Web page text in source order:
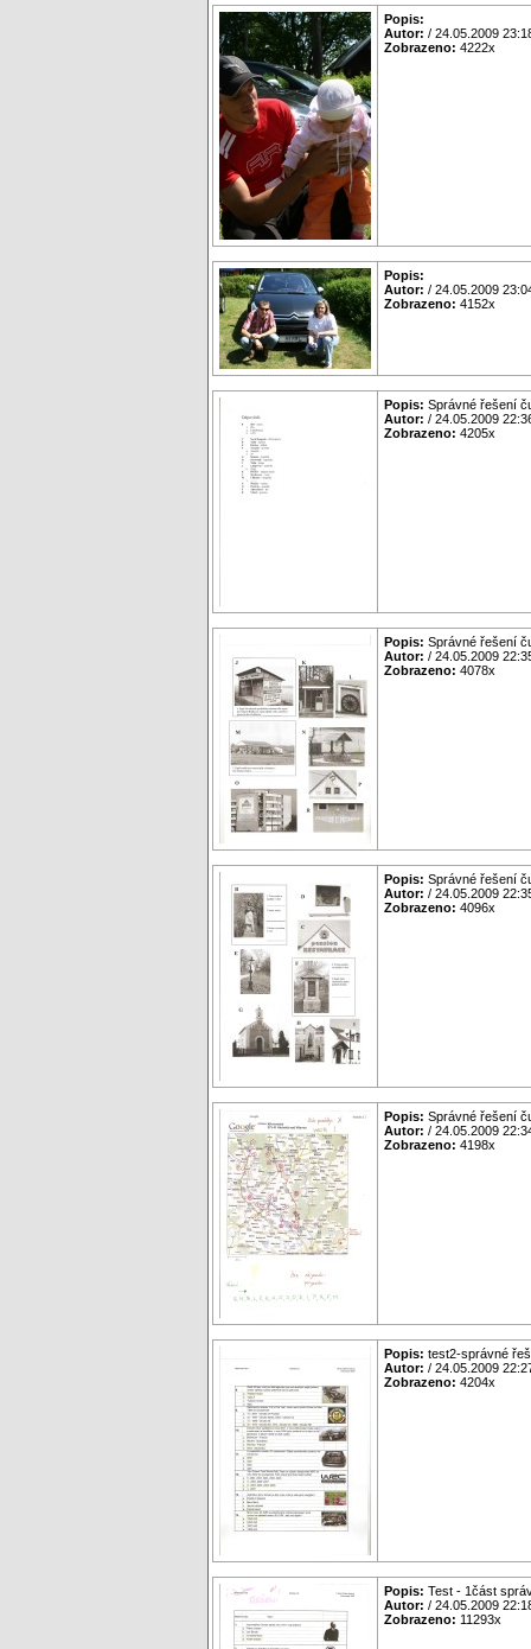
Popis:
Autor: / 24.05.2009
Zobrazeno: 4222x
Popis:
Autor: / 24.05.2009
Zobrazeno: 4152x
Popis: Správné řešení
Autor: / 24.05.2009
Zobrazeno: 4205x
Popis: Správné řešení
Autor: / 24.05.2009
Zobrazeno: 4078x
Popis: Správné řešení
Autor: / 24.05.2009
Zobrazeno: 4096x
Popis: Správné řešení
Autor: / 24.05.2009
Zobrazeno: 4198x
Popis: test2-správné
Autor: / 24.05.2009
Zobrazeno: 4204x
Popis: Test - 1část
Autor: / 24.05.2009
Zobrazeno: 11293x